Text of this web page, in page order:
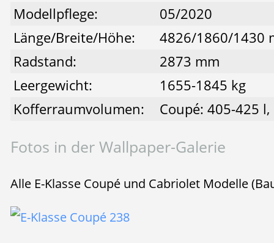
Modellpflege:
05/2020
Länge/Breite/Höhe:
4826/1860/1430
Radstand:
2873 mm
Leergewicht:
1655-1845 kg
Kofferraumvolumen:
Coupé: 405-425
Fotos in der Wallpaper-Galerie
Alle E-Klasse Coupé und Cabriolet Modelle